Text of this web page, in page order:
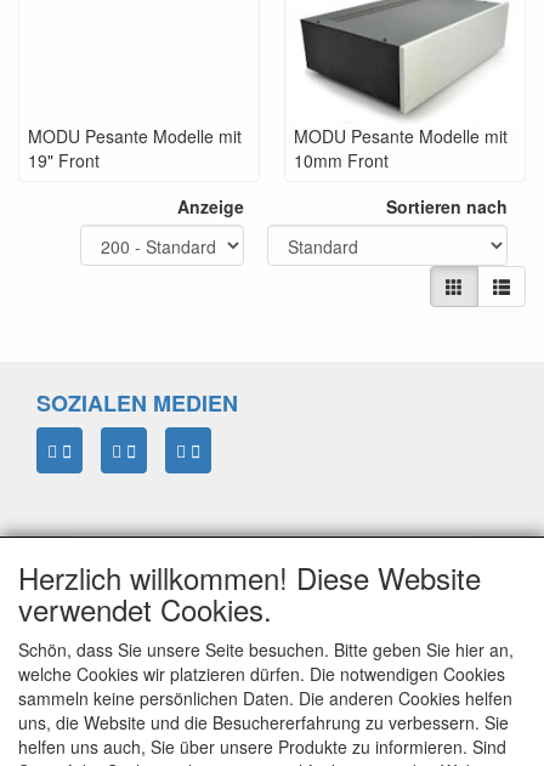
MODU Pesante Modelle mit
19" Front
MODU Pesante Modelle mit
10mm Front
Anzeige
Sortieren nach
SOZIALEN MEDIEN
ELTIM
Eenrummerweg 5
Herzlich willkommen! Diese Website
verwendet Cookies.
Schön, dass Sie unsere Seite besuchen. Bitte geben Sie hier an,
welche Cookies wir platzieren dürfen. Die notwendigen Cookies
sammeln keine persönlichen Daten. Die anderen Cookies helfen
uns, die Website und die Besuchererfahrung zu verbessern. Sie
helfen uns auch, Sie über unsere Produkte zu informieren. Sind